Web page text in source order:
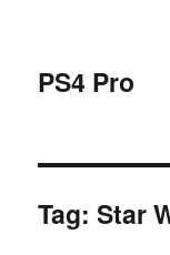
PS4 Pro
Tag:Star